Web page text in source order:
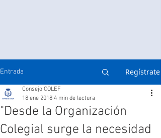
Entrada Regístrate
"Desde la Organización
Colegial surge la necesidad
Consejo COLEF
18 ene 2018 4 min de lectura